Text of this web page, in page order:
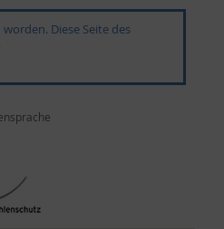
Diese Seite des